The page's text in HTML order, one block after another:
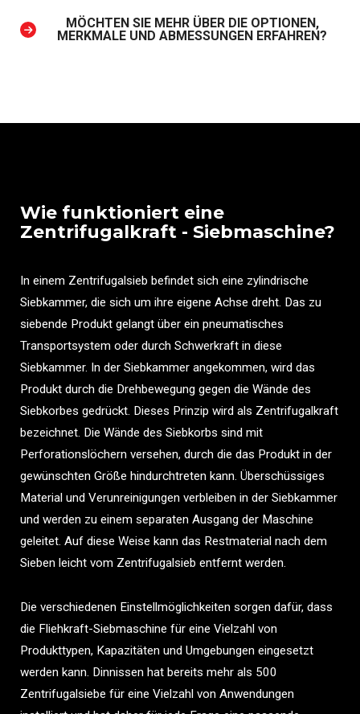
MÖCHTEN SIE MEHR ÜBER DIE OPTIONEN,
MERKMALE UND ABMESSUNGEN ERFAHREN?
Wie funktioniert eine
Zentrifugalkraft - Siebmaschine?
In einem Zentrifugalsieb befindet sich eine zylindrische
Siebkammer, die sich um ihre eigene Achse dreht. Das zu
siebende Produkt gelangt über ein pneumatisches
Transportsystem oder durch Schwerkraft in diese
Siebkammer. In der Siebkammer angekommen, wird das
Produkt durch die Drehbewegung gegen die Wände des
Siebkorbes gedrückt. Dieses Prinzip wird als Zentrifugalkraft
bezeichnet. Die Wände des Siebkorbs sind mit
Perforationslöchern versehen, durch die das Produkt in der
gewünschten Größe hindurchtreten kann. Überschüssiges
Material und Verunreinigungen verbleiben in der Siebkammer
und werden zu einem separaten Ausgang der Maschine
geleitet. Auf diese Weise kann das Restmaterial nach dem
Sieben leicht vom Zentrifugalsieb entfernt werden.
Die verschiedenen Einstellmöglichkeiten sorgen dafür, dass
die Fliehkraft-Siebmaschine für eine Vielzahl von
Produkttypen, Kapazitäten und Umgebungen eingesetzt
werden kann. Dinnissen hat bereits mehr als 500
Zentrifugalsiebe für eine Vielzahl von Anwendungen